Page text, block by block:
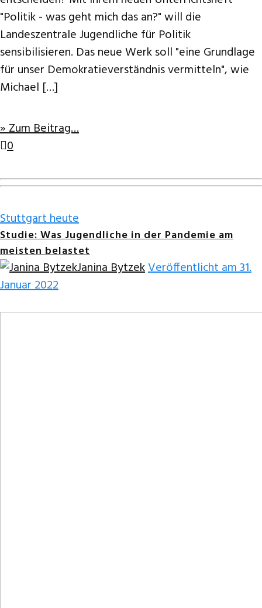
"Politik - was geht mich das an?" will die
Landeszentrale Jugendliche für Politik
sensibilisieren. Das neue Werk soll "eine Grundlage
für unser Demokratieverständnis vermitteln", wie
Michael […]
» Zum Beitrag…
0
Stuttgart heute
Studie: Was Jugendliche in der Pandemie am
meisten belastet
Janina BytzekVeröffentlicht am 31.
Januar 2022